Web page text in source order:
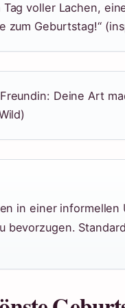
Tag voller Lachen,
zum Geburtstag!“
Deine Art
in einer informellen
bevorzugen.